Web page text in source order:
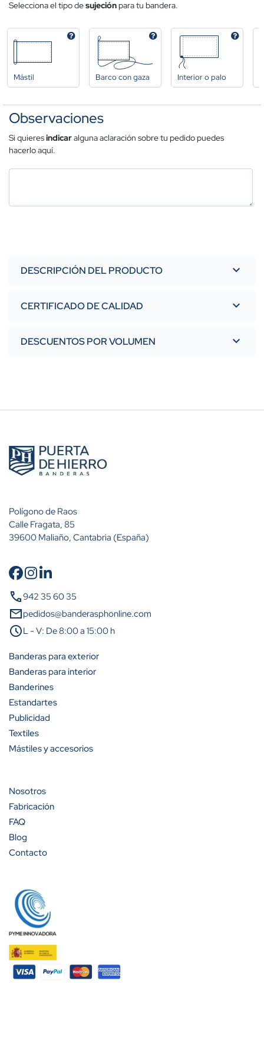
Selecciona el tipo desujeciónpara tu bandera.
Mástil Barco con gaza Interior o palo
Observaciones
Si quieresindicaralguna aclaración sobre tu pedido puedes
hacerlo aquí.
DESCRIPCIÓN DEL PRODUCTO
CERTIFICADO DE CALIDAD
DESCUENTOS POR VOLUMEN
Cantidad
A partir de 2 unidades
A partir de 5 unidades
A partir de 10 unidades
A partir de 25 unidades
A partir de 50 unidades
A partir de 100 unidades
Polígono de Raos
Calle Fragata, 85
39600 Maliaño, Cantabria (España)
call942 35 60 35
mailpedidos@banderasphonline.com
scheduleL - V: De 8:00 a 15:00 h
Banderas para exterior
Banderas para interior
Banderines
Estandartes
Publicidad
Textiles
Mástiles y accesorios
Nosotros
Fabricación
FAQ
Blog
Contacto